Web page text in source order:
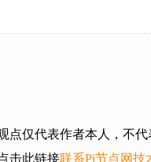
仅代表作者本人，不代
击此链接联系Pi节点网技